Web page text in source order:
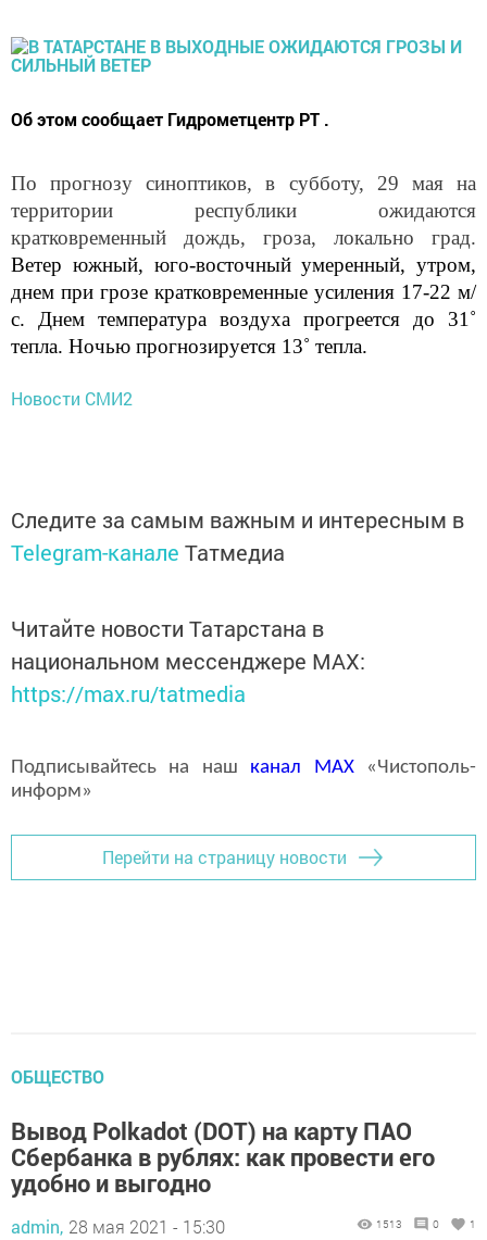
Об этом сообщает Гидрометцентр РТ .
По прогнозу синоптиков, в субботу, 29 мая на
территории республики ожидаются
кратковременный дождь, гроза, локально град.
Ветер южный, юго-восточный умеренный, утром,
днем при грозе кратковременные усиления 17-22 м/
с. Днем температура воздуха прогреется до 31˚
тепла. Ночью прогнозируется 13˚ тепла.
Новости СМИ2
Следите за самым важным и интересным в
Telegram-канале Татмедиа
Читайте новости Татарстана в
национальном мессенджере MАХ:
https://max.ru/tatmedia
Подписывайтесь на наш канал MAX«Чистополь-
информ»
Перейти на страницу новости
ОБЩЕСТВО
Вывод Polkadot (DOT) на карту ПАО
Сбербанка в рублях: как провести его
удобно и выгодно
admin, 28 мая 2021 - 15:30 1513 0 1